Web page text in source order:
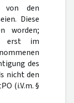
von den
Diese
worden;
erst im
des
nicht den
(i.V.m. §